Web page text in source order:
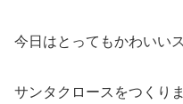
今日はとってもかわいい
サンタクロースをつくり